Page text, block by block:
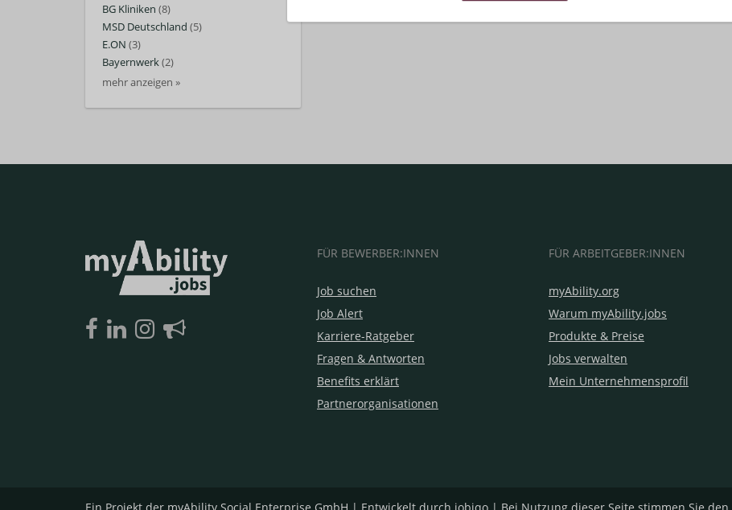
BG Kliniken (8)
MSD Deutschland (5)
E.ON (3)
Bayernwerk(2)
mehr anzeigen »
FÜR BEWERBER:INNEN
Job suchen
Job Alert
Karriere-Ratgeber
Fragen & Antworten
Benefits erklärt
Partnerorganisationen
FÜR ARBEITGEBER:INNEN
myAbility.org
Warum myAbility.jobs
Produkte & Preise
Jobs verwalten
Mein Unternehmensprofil